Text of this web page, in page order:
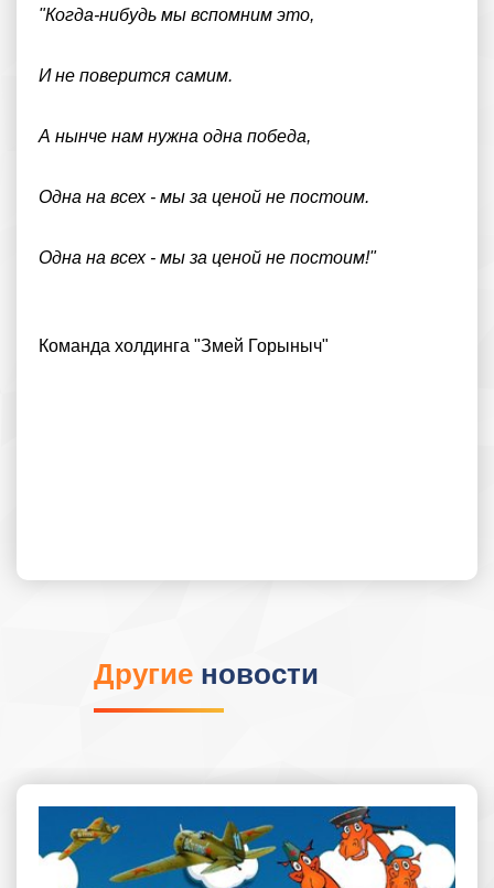
"Когда-нибудь мы вспомним это,
И не поверится самим.
А нынче нам нужна одна победа,
Одна на всех - мы за ценой не постоим.
Одна на всех - мы за ценой не постоим!"
Команда холдинга "Змей Горыныч"
Другие новости